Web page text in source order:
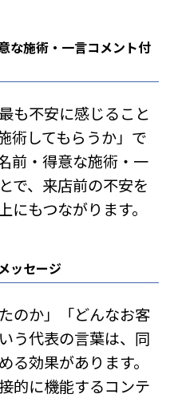
な施術・一言コメント付
も不安に感じること
術してもらうか」で
前・得意な施術・一
で、来店前の不安を
もつながります。
ッセージ
のか」「どんなお客
う代表の言葉は、同
る効果があります。
的に機能するコンテ